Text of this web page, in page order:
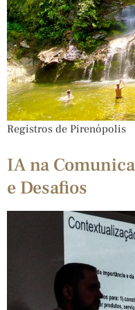
Registros de Pirenópolis
IA na
e Desafios